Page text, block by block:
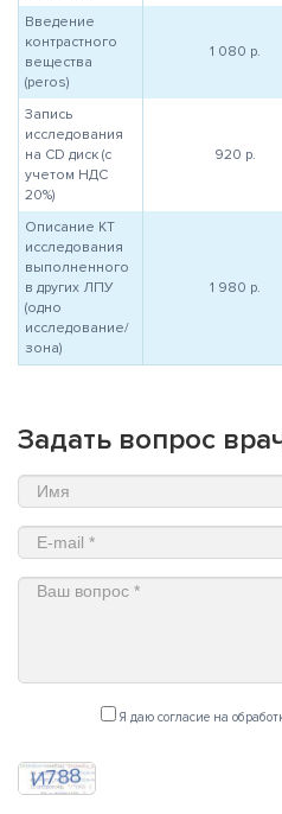
Введение
контрастного
вещества
(peros)
1 080 р.
Запись
исследования
на CD диск (с
учетом НДС
20%)
920 р.
Описание КТ
исследования
выполненного
в других ЛПУ
(одно
исследование/
зона)
1 980 р.
Задать вопрос
Я даю согласие на